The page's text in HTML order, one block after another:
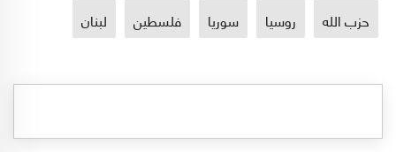
حزب الله روسيا سوريا فلسطين لبنان